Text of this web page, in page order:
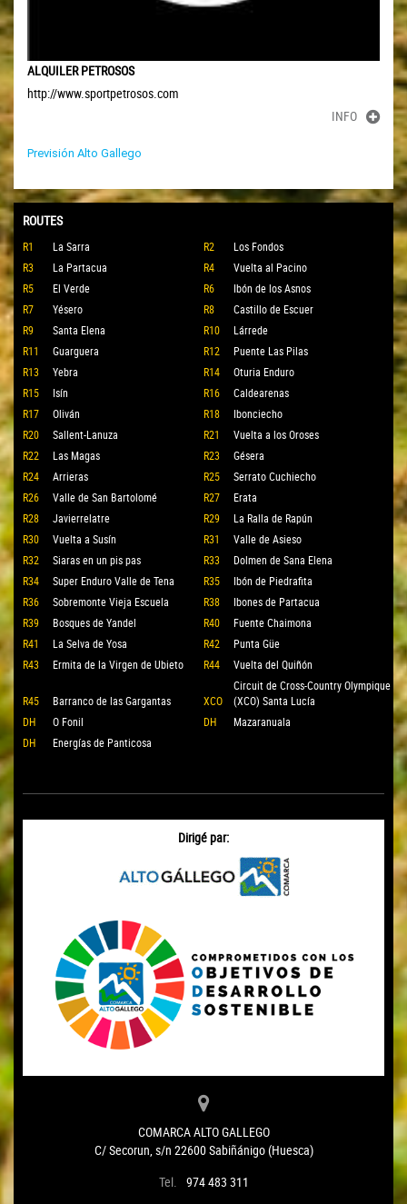
ALQUILER PETROSOS
http://www.sportpetrosos.com
INFO
Previsión Alto Gallego
ROUTES
R1 La Sarra R2
Los Fondos
R3
La Partacua R4
Vuelta al Pacino
R5
El Verde R6
Ibón de los Asnos
R7
Yésero R8
Castillo de Escuer
R9
Santa Elena R10
Lárrede
R11
Guarguera R12
Puente Las Pilas
R13
Yebra R14
Oturia Enduro
R15
Isín R16
Caldearenas
R17
Oliván R18
Ibonciecho
R20
Sallent-Lanuza R21
Vuelta a los Oroses
R22
Las Magas R23
Gésera
R24
Arrieras R25
Serrato Cuchiecho
R26
Valle de San Bartolomé R27
Erata
R28
Javierrelatre R29
La Ralla de Rapún
R30
Vuelta a Susín R31
Valle de Asieso
R32
Siaras en un pis pas R33
Dolmen de Sana Elena
R34
Super Enduro Valle de Tena R35
Ibón de Piedrafita
R36
Sobremonte Vieja Escuela R38
Ibones de Partacua
R39
Bosques de Yandel R40
Fuente Chaimona
R41
La Selva de Yosa R42
Punta Güe
R43
Ermita de la Virgen de Ubieto R44 Vuelta del Quiñón
R45 Barranco de las Gargantas XCO
Circuit de Cross-Country Olympique
(XCO) Santa Lucía
DH
O Fonil DH
Mazaranuala
DH
Energías de Panticosa
Dirigé par:
COMARCA ALTO GALLEGO
C/ Secorun, s/n 22600 Sabiñánigo (Huesca)
Tel.
974 483 311